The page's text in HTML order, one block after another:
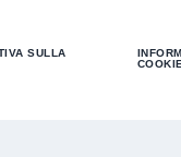
SULLA
COOKIE